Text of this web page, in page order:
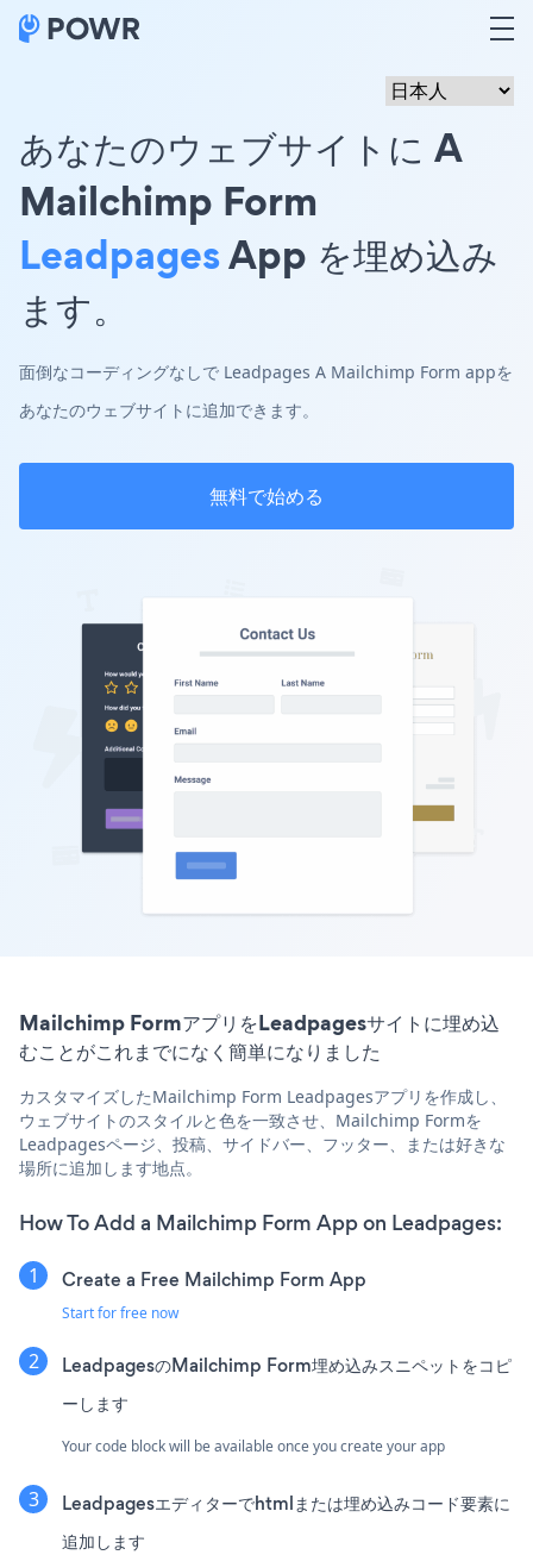
あなたのウェブサイトに A
Mailchimp Form
LeadpagesApp を埋め込み
ます。
面倒なコーディングなしで Leadpages A Mailchimp Form appを
あなたのウェブサイトに追加できます。
無料で始める
Mailchimp FormアプリをLeadpagesサイトに埋め込
むことがこれまでになく簡単になりました
カスタマイズしたMailchimp Form Leadpagesアプリを作成し、
ウェブサイトのスタイルと色を一致させ、Mailchimp Formを
Leadpagesページ、投稿、サイドバー、フッター、または好きな
場所に追加します地点。
How To Add a Mailchimp Form App on Leadpages:
Create a Free Mailchimp Form App
Start for free now
LeadpagesのMailchimp Form埋め込みスニペットをコピ
ーします
Your code block will be available once you create your app
Leadpagesエディターでhtmlまたは埋め込みコード要素に
追加します